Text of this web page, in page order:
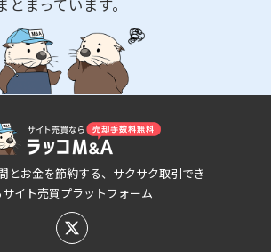
まっています。
とお金を節約する、サクサク取引でき
サイト売買プラットフォーム